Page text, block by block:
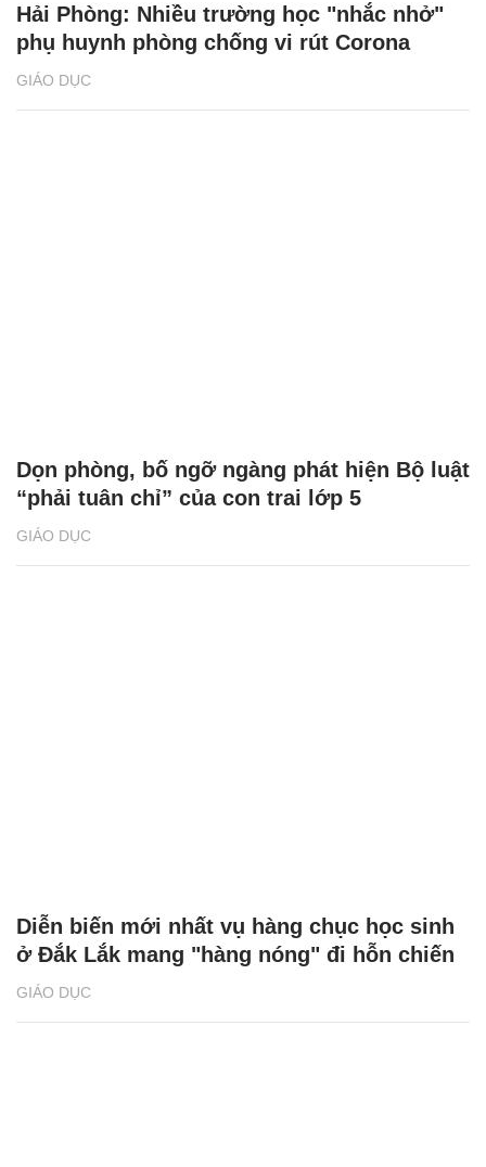
GIÁO DỤC
Hải Phòng: Nhiều trường học "nhắc nhở"
phụ huynh phòng chống vi rút Corona
GIÁO DỤC
Dọn phòng, bố ngỡ ngàng phát hiện Bộ luật
“phải tuân chỉ” của con trai lớp 5
GIÁO DỤC
Diễn biến mới nhất vụ hàng chục học sinh
ở Đắk Lắk mang "hàng nóng" đi hỗn chiến